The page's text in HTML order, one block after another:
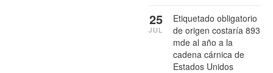
Etiquetado obligatorio
de origen costaría 893
mde al año a la
cadena cárnica de
Estados Unidos
25
JUL